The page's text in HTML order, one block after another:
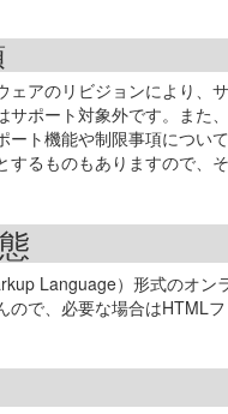
ェアのリビジョンにより
サポート対象外です。ま
ト機能や制限事項につ
するものもありますので、
Language）形式のオ
で、必要な場合はHTML